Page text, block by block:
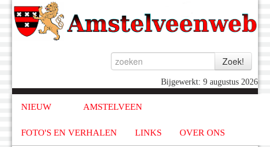
Bijgewerkt: 9 augustus 2026
NIEUW AMSTELVEEN
FOTO'S EN VERHALEN LINKS OVER ONS